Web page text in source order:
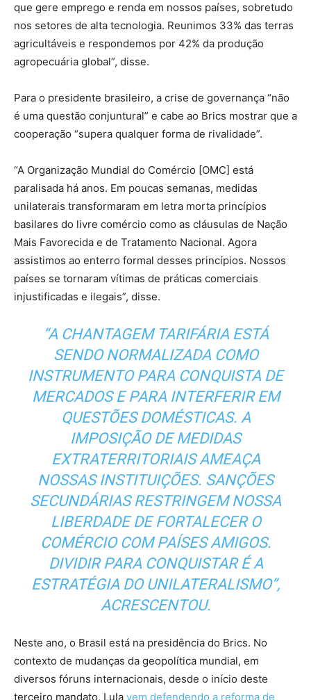
que gere emprego e renda em nossos países, sobretudo
nos setores de alta tecnologia. Reunimos 33% das terras
agricultáveis e respondemos por 42% da produção
agropecuária global”, disse.
Para o presidente brasileiro, a crise de governança “não
é uma questão conjuntural” e cabe ao Brics mostrar que a
cooperação “supera qualquer forma de rivalidade”.
“A Organização Mundial do Comércio [OMC] está
paralisada há anos. Em poucas semanas, medidas
unilaterais transformaram em letra morta princípios
basilares do livre comércio como as cláusulas de Nação
Mais Favorecida e de Tratamento Nacional. Agora
assistimos ao enterro formal desses princípios. Nossos
países se tornaram vítimas de práticas comerciais
injustificadas e ilegais”, disse.
“A CHANTAGEM TARIFÁRIA ESTÁ
SENDO NORMALIZADA COMO
INSTRUMENTO PARA CONQUISTA DE
MERCADOS E PARA INTERFERIR EM
QUESTÕES DOMÉSTICAS. A
IMPOSIÇÃO DE MEDIDAS
EXTRATERRITORIAIS AMEAÇA
NOSSAS INSTITUIÇÕES. SANÇÕES
SECUNDÁRIAS RESTRINGEM NOSSA
LIBERDADE DE FORTALECER O
COMÉRCIO COM PAÍSES AMIGOS.
DIVIDIR PARA CONQUISTAR É A
ESTRATÉGIA DO UNILATERALISMO”,
ACRESCENTOU.
Neste ano, o Brasil está na presidência do Brics. No
contexto de mudanças da geopolítica mundial, em
diversos fóruns internacionais, desde o início deste
terceiro mandato, Lula vem defendendo a reforma de